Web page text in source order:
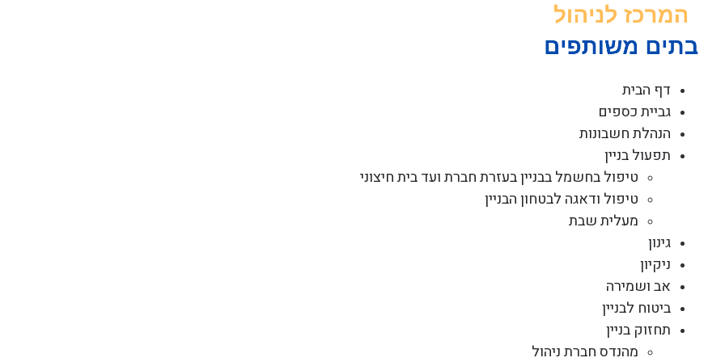
דף הבית
גביית כספים
הנהלת חשבונות
תפעול בניין
טיפול בחשמל בבניין בעזרת חברת ועד בית חיצוני
טיפול ודאגה לבטחון הבניין
מעלית שבת
גינון
ניקיון
אב ושמירה
ביטוח לבניין
תחזוק בניין
מהנדס חברת ניהול